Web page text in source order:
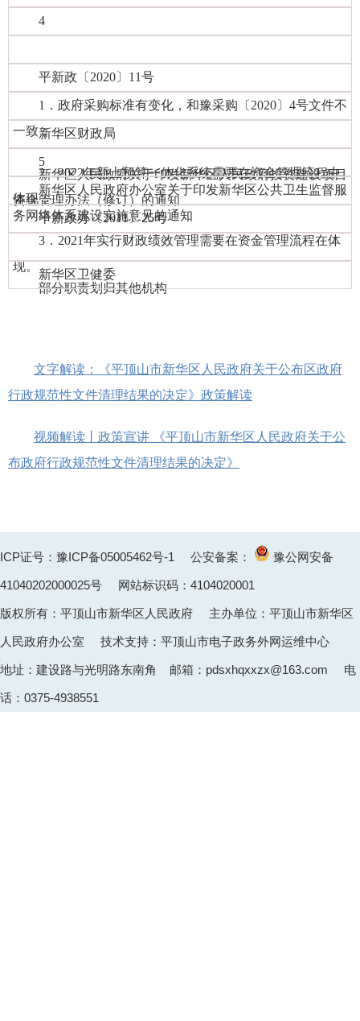
4
新华区人民政府关于印发新华区人民政府投资建设项目
资金管理办法（修订）的通知
平新政〔2020〕11号
1．政府采购标准有变化，和豫采购〔2020〕4号文件不
一致；
2．2022年新上预算一体化系统需要在资金管理流程中
体现；
3．2021年实行财政绩效管理需要在资金管理流程在体
现。
新华区财政局
5
新华区人民政府办公室关于印发新华区公共卫生监督服
务网络体系建设实施意见的通知
平新政办〔2011〕25号
部分职责划归其他机构
新华区卫健委
文字解读：《平顶山市新华区人民政府关于公布区政府
行政规范性文件清理结果的决定》政策解读
视频解读丨政策宣讲 《平顶山市新华区人民政府关于公
布政府行政规范性文件清理结果的决定》
ICP证号：豫ICP备05005462号-1 公安备案： 豫公网安备
41040202000025号 网站标识码：4104020001
版权所有：平顶山市新华区人民政府 主办单位：平顶山市新华区
人民政府办公室 技术支持：平顶山市电子政务外网运维中心
地址：建设路与光明路东南角 邮箱：pdsxhqxxzx@163.com 电
话：0375-4938551